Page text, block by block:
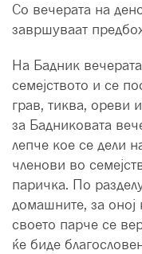
Со вечерата на
завршуваат
На Бадник
семејството и се
грав, тиква, ореви
за Бадниковата
лепче кое се дели
членови во
паричка. По
домашните, за оној
своето парче се
ќе биде